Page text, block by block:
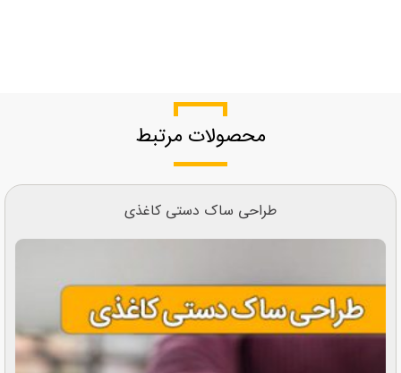
محصولات مرتبط
طراحی ساک دستی کاغذی